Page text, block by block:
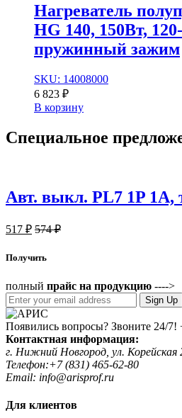
Нагреватель
HG 140, 150Вт,
пружинный зажим
SKU: 14008000
6 823 ₽
В корзину
Специальное
Авт. выкл. PL7 1P
517 ₽ 574₽
Получить
полный прайс на продукцию ---->
Sign Up
Появились вопросы? Звоните 24/7!
Контактная информация:
г. Нижний Новгород, ул. Корейская
Телефон:+7 (831) 465-62-80
Email: info@arisprof.ru
Для клиентов